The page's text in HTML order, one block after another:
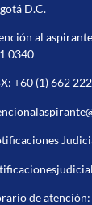
D.C.
al
0340
+60 (1) 662
de atención: